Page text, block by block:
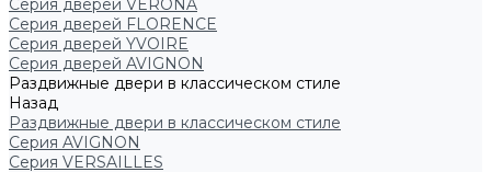
Серия дверей VERONA
Серия дверей FLORENCE
Серия дверей YVOIRE
Серия дверей AVIGNON
Раздвижные двери в классическом стиле
Назад
Раздвижные двери в классическом стиле
Серия AVIGNON
Серия VERSAILLES